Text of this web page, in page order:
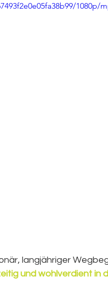
1080p/
langjähriger
und wohlverdient in